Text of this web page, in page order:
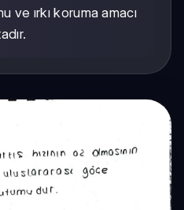
ve ırkı koruma amacı